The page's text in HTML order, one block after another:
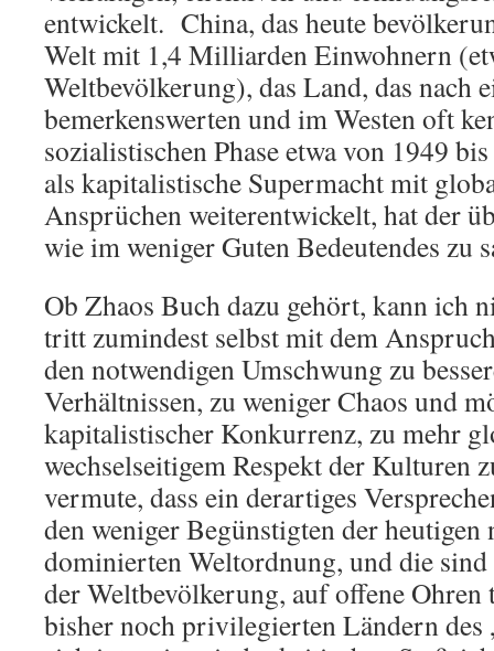
entwickelt. China, das heute
Welt mit 1,4 Milliarden Einwohnern
Weltbevölkerung), das Land, das nach
bemerkenswerten und im Westen oft
sozialistischen Phase etwa von 1949
als kapitalistische Supermacht mit
Ansprüchen weiterentwickelt, hat der
wie im weniger Guten Bedeutendes zu
Ob Zhaos Buch dazu gehört, kann ich
tritt zumindest selbst mit dem
den notwendigen Umschwung zu
Verhältnissen, zu weniger Chaos und
kapitalistischer Konkurrenz, zu mehr
wechselseitigem Respekt der Kulturen
vermute, dass ein derartiges
den weniger Begünstigten der heutigen
dominierten Weltordnung, und die
der Weltbevölkerung, auf offene
bisher noch privilegierten Ländern des